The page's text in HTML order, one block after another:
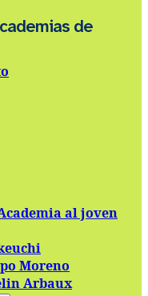
al joven
Moreno
Arbaux
de